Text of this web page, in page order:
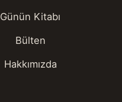
Günün Kitabı
Bülten
Hakkımızda